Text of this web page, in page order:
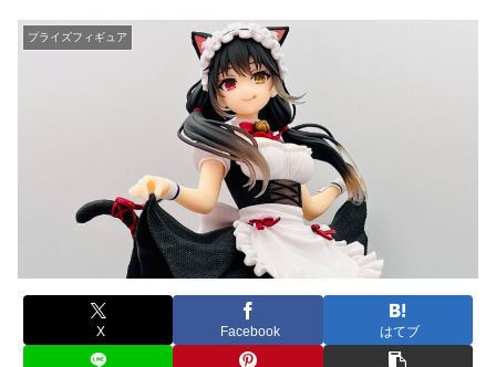
プライズフィギュア
X Facebook はてブ